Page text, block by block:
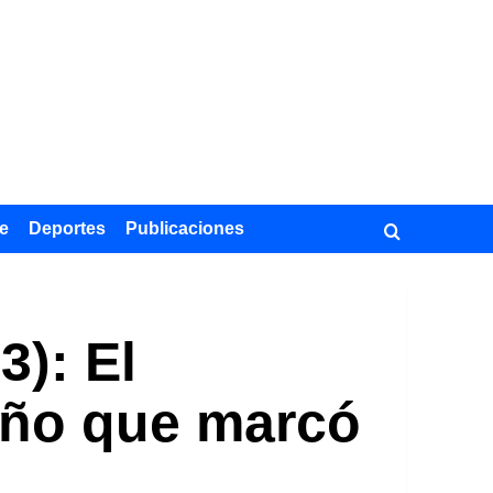
Deportes Publicaciones
El
que marcó